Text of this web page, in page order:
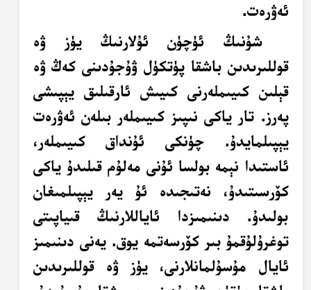
ئەۋرەت.
شۇنىڭ ئۈچۈن ئۇلارنىڭ يۈز ۋە
قوللىرىدىن باشقا پۈتكۈل ۋۇجۇدىنى كەڭ ۋە
قېلىن كىيىملەرنى كىيىش ئارقىلىق يېپىشى
پەرز. تار ياكى نىپىز كىيىملەر بىلەن ئەۋرەت
يېپىلمايدۇ. چۈنكى ئۇنداق كىيىملەر،
ئاستىدا نېمە بولسا ئۇنى مەلۇم قىلىدۇ ياكى
كۆرسىتىدۇ، نەتىجىدە ئۇ يەر يېپىلمىغان
بولىدۇ. دىنىمىزدا ئاياللارنىڭ قىياپىتى
توغرۇلۇقمۇ بىر كۆرسەتمە يوق. يەنى دىنىمىز
ئايال مۇسۇلمانلارنى، يۈز ۋە قوللىرىدىن